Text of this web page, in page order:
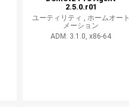
2.5.0.r01
ユーティリティ , ホームオート
メーション
ADM: 3.1.0, x86-64